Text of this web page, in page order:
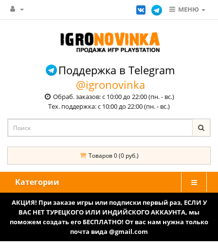
МЕНЮ
Поддержка в Telegram
@igronovinka
Обраб. заказов: с 10:00 до 22:00 (пн. - вс.)
Тех. поддержка: с 10:00 до 22:00 (пн. - вс.)
Товаров 0 (0 руб.)
Категории
АКЦИЯ! При заказе игры или подписки первый раз, ЕСЛИ У
ВАС НЕТ ТУРЕЦКОГО ИЛИ ИНДИЙСКОГО АККАУНТА, мы
поможем создать его БЕСПЛАТНО! От вас нам нужна только
почта вида @gmail.com